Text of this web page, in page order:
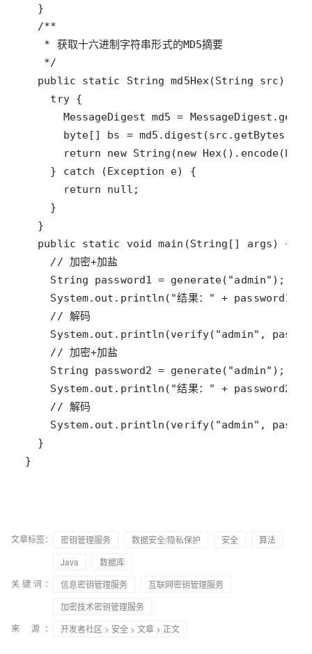
}
文章标签： 密钥管理服务 数据安全/隐私保护 安全
算法
Java
数据库
关键词：
信息密钥管理服务
互联网密钥管理服务
加密技术密钥管理服务
来 源：
开发者社区 > 安全 > 文章 > 正文